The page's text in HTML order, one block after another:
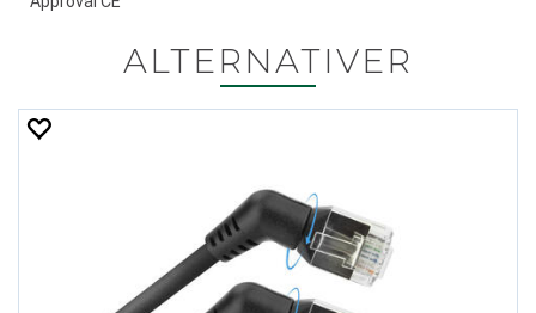
ALTERNATIVER